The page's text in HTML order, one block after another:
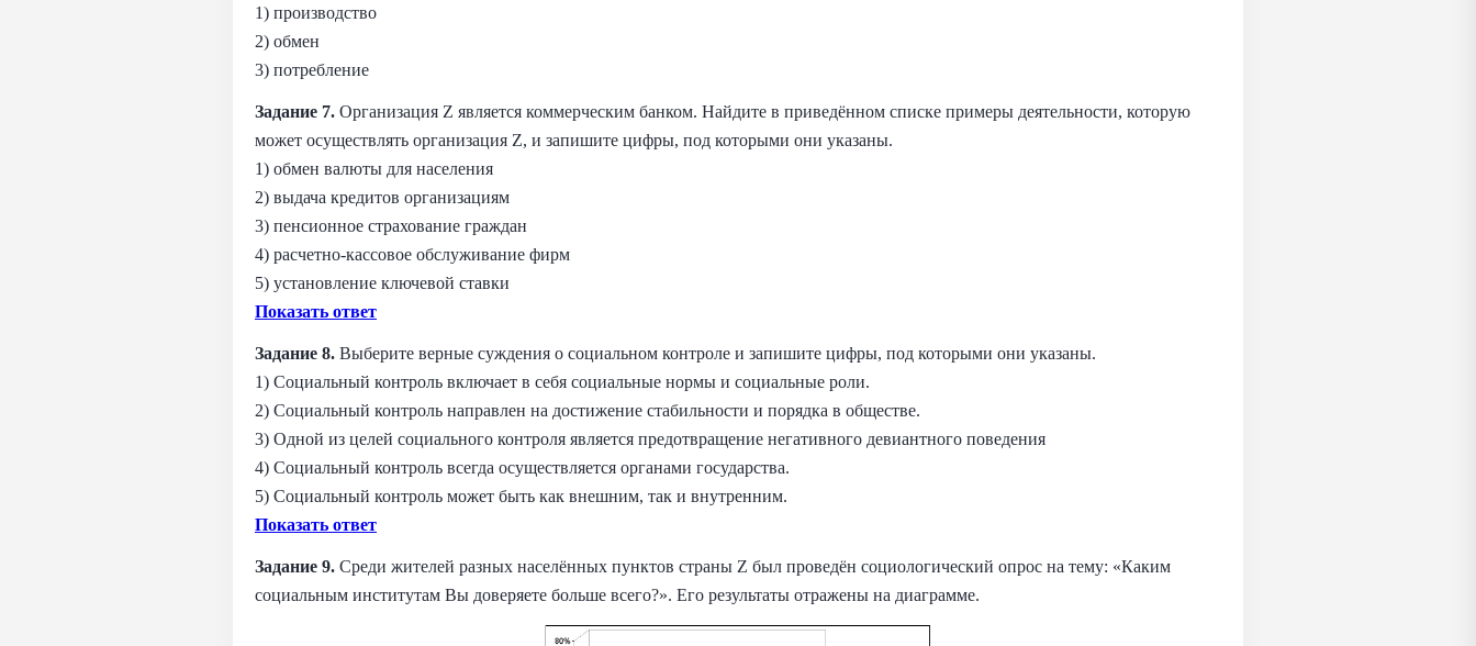
1) производство
2) обмен
3) потребление
Задание 7. Организация Z является коммерческим банком. Найдите в приведённом списке примеры деятельности, которую
может осуществлять организация Z, и запишите цифры, под которыми они указаны.
1) обмен валюты для населения
2) выдача кредитов организациям
3) пенсионное страхование граждан
4) расчетно-кассовое обслуживание фирм
5) установление ключевой ставки
Показать ответ
Задание 8. Выберите верные суждения о социальном контроле и запишите цифры, под которыми они указаны.
1) Социальный контроль включает в себя социальные нормы и социальные роли.
2) Социальный контроль направлен на достижение стабильности и порядка в обществе.
3) Одной из целей социального контроля является предотвращение негативного девиантного поведения
4) Социальный контроль всегда осуществляется органами государства.
5) Социальный контроль может быть как внешним, так и внутренним.
Показать ответ
Задание 9. Среди жителей разных населённых пунктов страны Z был проведён социологический опрос на тему: «Каким
социальным институтам Вы доверяете больше всего?». Его результаты отражены на диаграмме.